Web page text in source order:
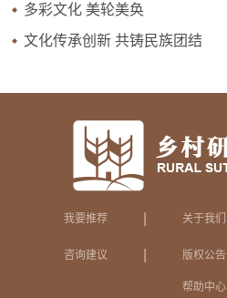
多彩文化 美轮美奂
文化传承创新 共铸民族团结
我要推荐 关于我们
咨询建议 版权公告
帮助中心